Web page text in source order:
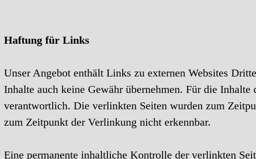
Haftung für Links
Unser Angebot enthält Links zu externen Websites
Inhalte auch keine Gewähr übernehmen. Für die
verantwortlich. Die verlinkten Seiten wurden zum
zum Zeitpunkt der Verlinkung nicht erkennbar.
Eine permanente inhaltliche Kontrolle der verlinkten